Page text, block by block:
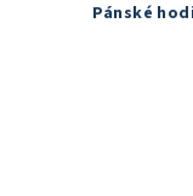
Pánské